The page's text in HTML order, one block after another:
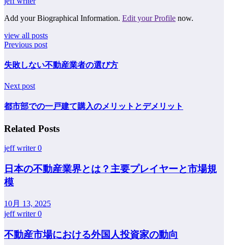
Add your Biographical Information. Edit your Profile now.
view all posts
Previous post
失敗しない不動産業者の選び方
Next post
都市部での一戸建て購入のメリットとデメリット
Related Posts
jeff writer0
日本の不動産業界とは？主要プレイヤーと市場規
模
10月 13, 2025
jeff writer0
不動産市場における外国人投資家の動向